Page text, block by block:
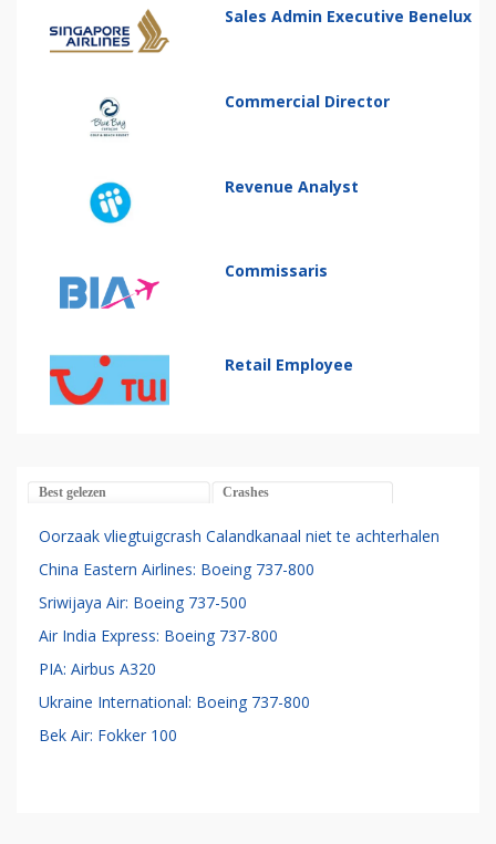
Sales Admin Executive Benelux
Commercial Director
Revenue Analyst
Commissaris
Retail Employee
Best gelezen Crashes
Oorzaak vliegtuigcrash Calandkanaal niet te achterhalen
China Eastern Airlines: Boeing 737-800
Sriwijaya Air: Boeing 737-500
Air India Express: Boeing 737-800
PIA: Airbus A320
Ukraine International: Boeing 737-800
Bek Air: Fokker 100